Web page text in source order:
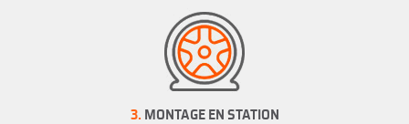
3. MONTAGE EN STATION